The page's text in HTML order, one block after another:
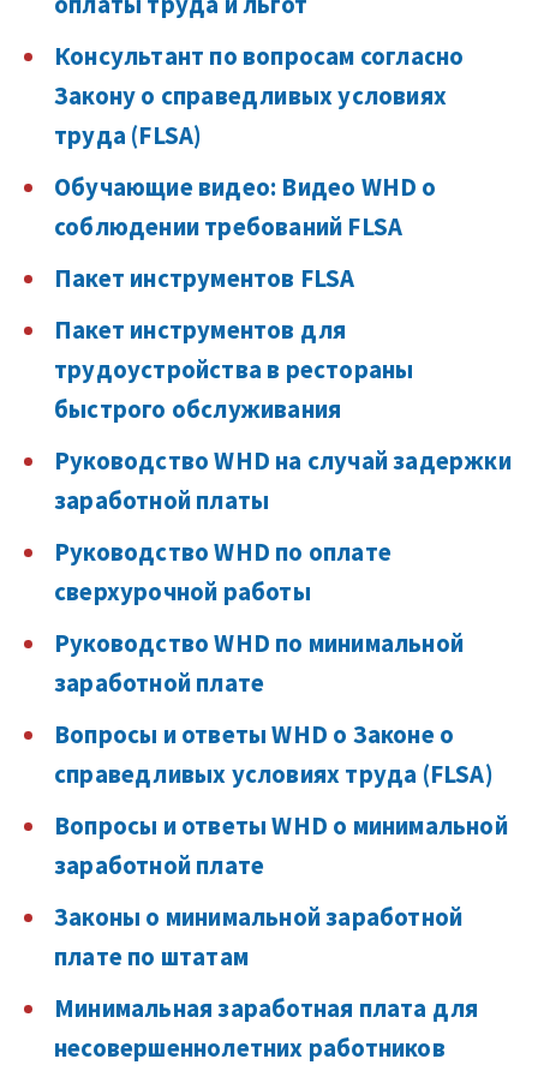
Консультант по вопросам согласно
Закону о справедливых условиях
труда (FLSA)
Обучающие видео: Видео WHD о
соблюдении требований FLSA
Пакет инструментов FLSA
Пакет инструментов для
трудоустройства в рестораны
быстрого обслуживания
Руководство WHD на случай задержки
заработной платы
Руководство WHD по оплате
сверхурочной работы
Руководство WHD по минимальной
заработной плате
Вопросы и ответы WHD о Законе о
справедливых условиях труда (FLSA)
Вопросы и ответы WHD о минимальной
заработной плате
Законы о минимальной заработной
плате по штатам
Минимальная заработная плата для
несовершеннолетних работников